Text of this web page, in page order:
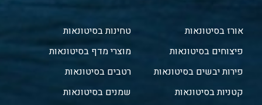
אורז בסיטונאות
פיצוחים בסיטונאות
פירות יבשים בסיטונאות
קטניות בסיטונאות
טחינות בסיטונאות
מוצרי מדף בסיטונאות
רטבים בסיטונאות
שמנים בסיטונאות